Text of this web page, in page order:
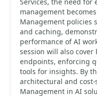
management
Management policies
and caching,
performance of AI
session will also
endpoints, enforcing
tools for insights. By
architectural and
Management in AI